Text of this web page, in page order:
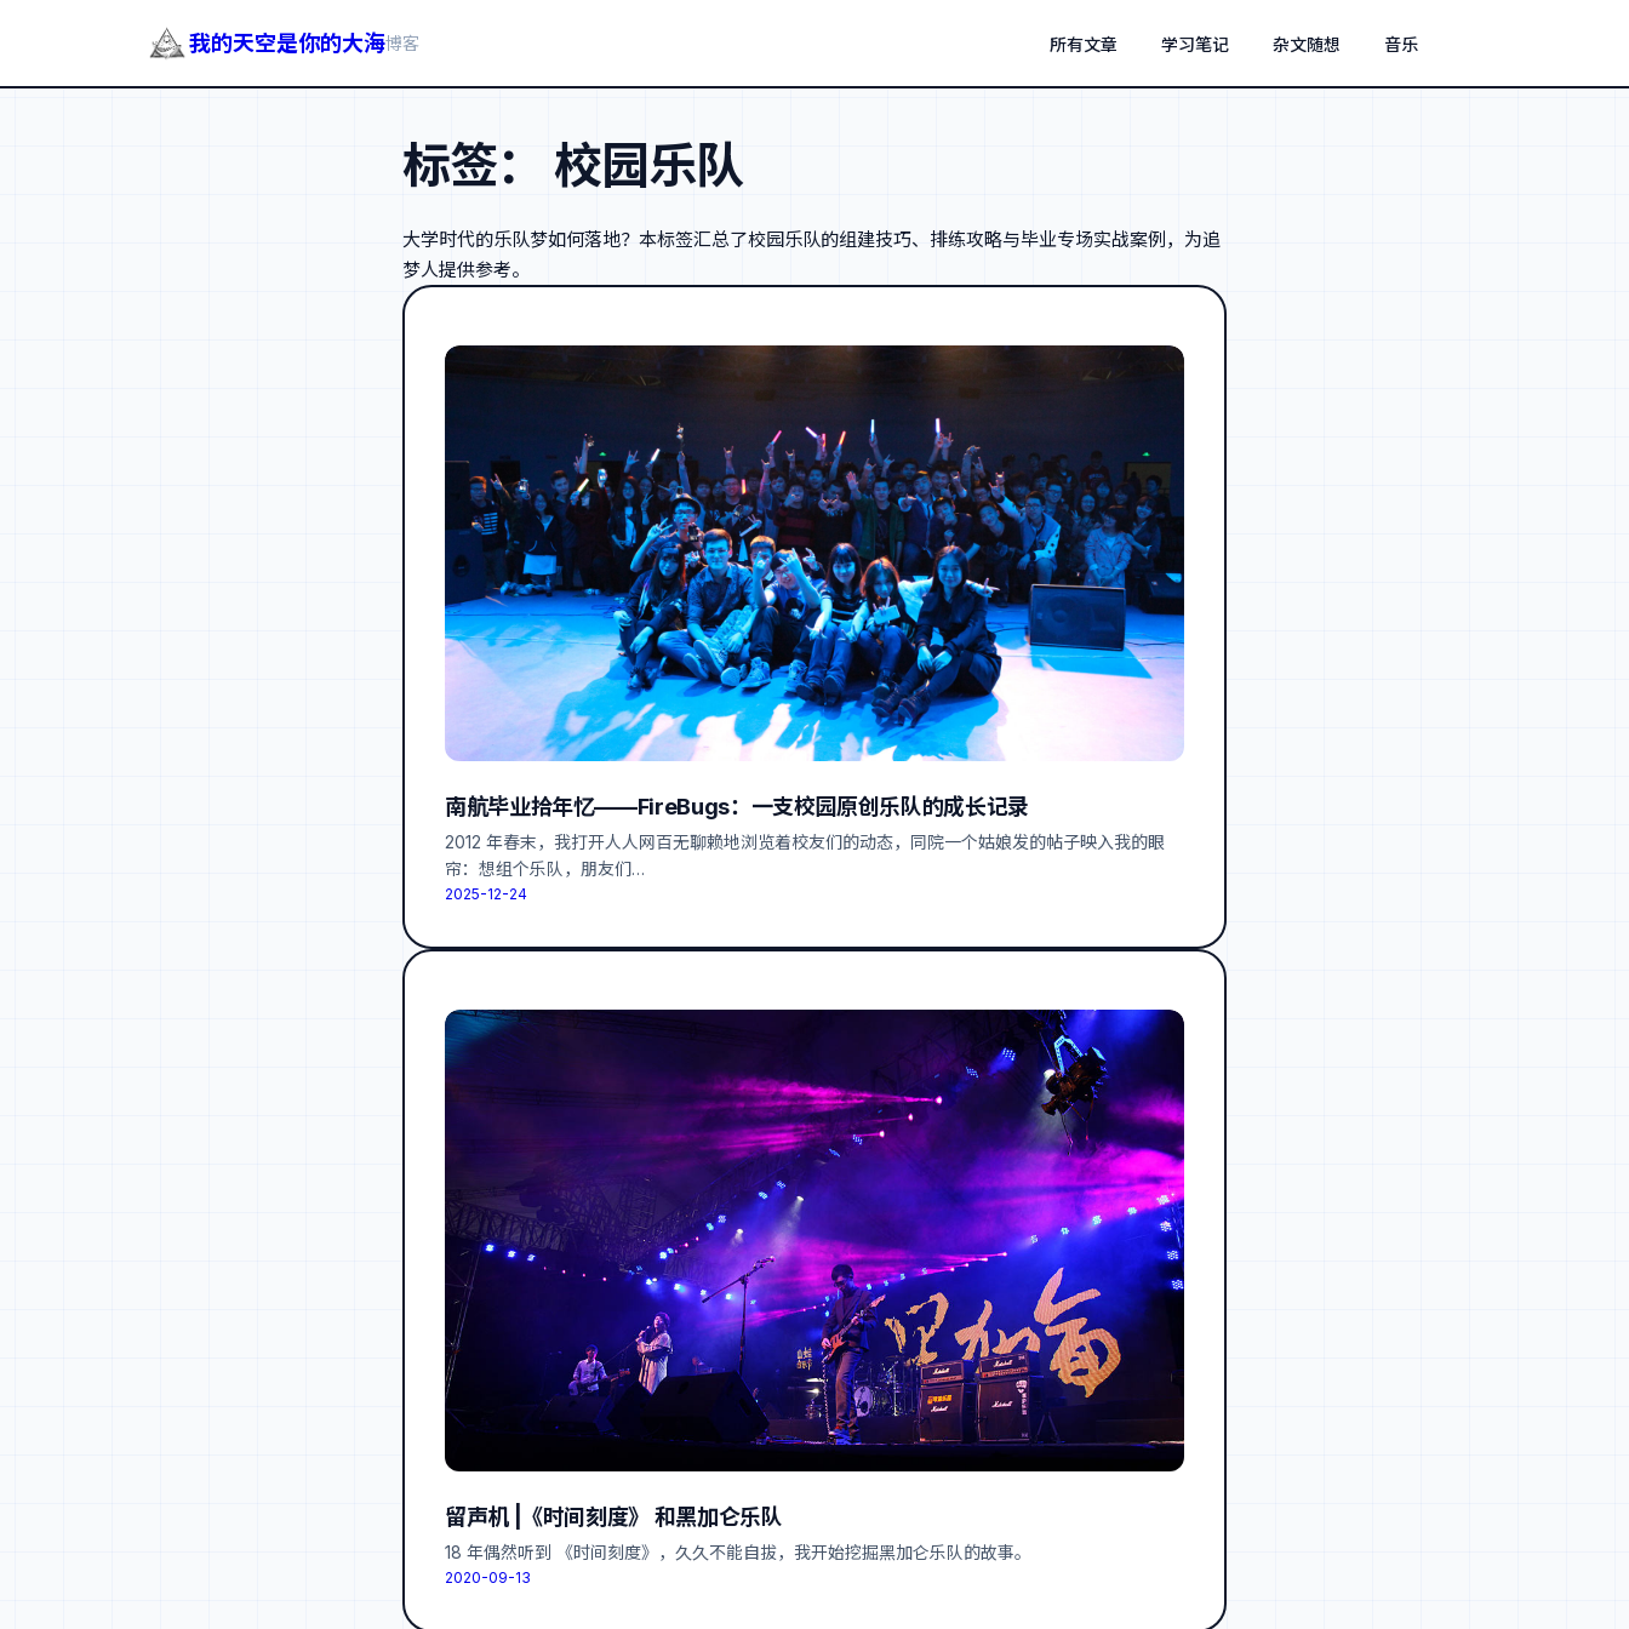
我的天空是你的大海博客 所有文章 学习笔记 杂文随想 音乐
标签： 校园乐队
大学时代的乐队梦如何落地？本标签汇总了校园乐队的组建技巧、排练攻略与毕业专场实战案例，为追
梦人提供参考。
南航毕业拾年忆——FireBugs：一支校园原创乐队的成长记录
2012 年春末，我打开人人网百无聊赖地浏览着校友们的动态，同院一个姑娘发的帖子映入我的眼
帘：想组个乐队，朋友们…
2025-12-24
留声机 |《时间刻度》 和黑加仑乐队
18 年偶然听到 《时间刻度》，久久不能自拔，我开始挖掘黑加仑乐队的故事。
2020-09-13